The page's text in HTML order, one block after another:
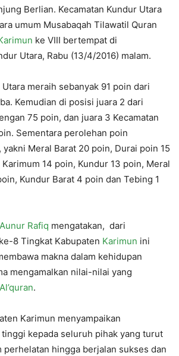
Berlian. Kecamatan Kundur Utara
umum Musabaqah Tilawatil Quran
ke VIII bertempat di
Utara, Rabu (13/4/2016) malam.
meraih sebanyak 91 poin dari
Kemudian di posisi juara 2 dari
75 poin, dan juara 3 Kecamatan
Sementara perolehan poin
yakni Meral Barat 20 poin, Durai poin 15
14 poin, Kundur 13 poin, Meral
Kundur Barat 4 poin dan Tebing 1
Rafiq mengatakan, dari
8 Tingkat Kabupaten Karimun ini
makna dalam kehidupan
mengamalkan nilai-nilai yang
Al’quran.
Karimun menyampaikan
kepada seluruh pihak yang turut
perhelatan hingga berjalan sukses dan